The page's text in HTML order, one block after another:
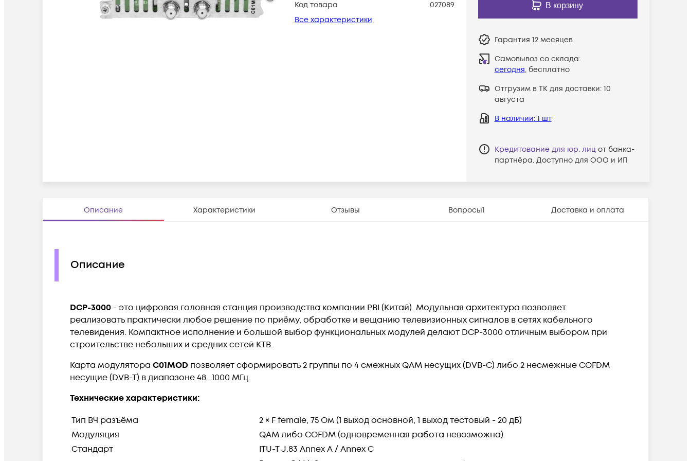
Код товара
027089
Все характеристики
В корзину
Гарантия 12 месяцев
Самовывоз со склада:
сегодня, бесплатно
Отгрузим в ТК для доставки: 10
августа
В наличии: 1 шт
Кредитование для юр. лиц от банка-
партнёра. Доступно для ООО и ИП
Описание Характеристики Отзывы Вопросы1 Доставка и оплата
Описание
DCP-3000 - это цифровая головная станция производства компании PBI (Китай). Модульная архитектура позволяет
реализовать практически любое решение по приёму, обработке и вещанию телевизионных сигналов в сетях кабельного
телевидения. Компактное исполнение и большой выбор функциональных модулей делают DCP-3000 отличным выбором при
строительстве небольших и средних сетей КТВ.
Карта модулятора C01MOD позволяет сформировать 2 группы по 4 смежных QAM несущих (DVB-C) либо 2 несмежные COFDM
несущие (DVB-T) в диапазоне 48...1000 МГц.
Технические характеристики:
Тип ВЧ разъёма
2 × F female, 75 Ом (1 выход основной, 1 выход тестовый - 20 дБ)
Модуляция
QAM либо COFDM (одновременная работа невозможна)
Стандарт
ITU-T J.83 Annex A / Annex C